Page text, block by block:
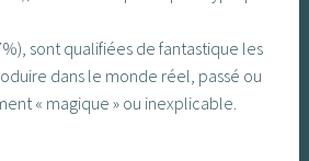
sont qualifiées de fantastique les
dans le monde réel, passé ou
« magique » ou inexplicable.